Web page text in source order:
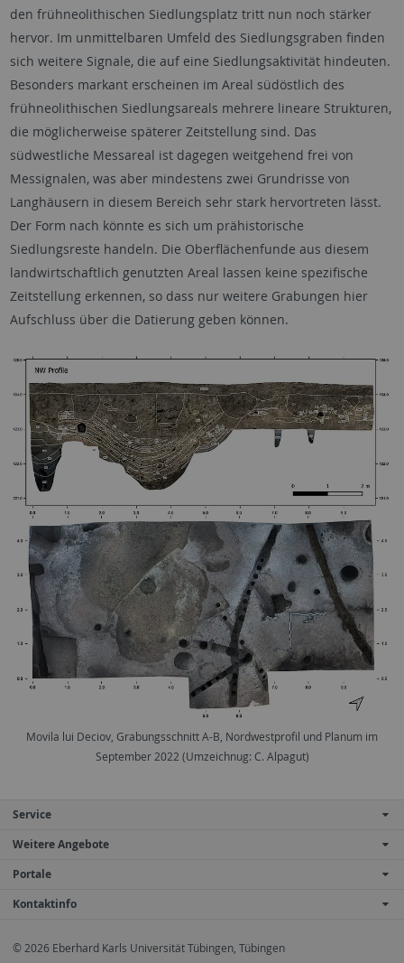
den frühneolithischen Siedlungsplatz tritt nun noch stärker
hervor. Im unmittelbaren Umfeld des Siedlungsgraben finden
sich weitere Signale, die auf eine Siedlungsaktivität hindeuten.
Besonders markant erscheinen im Areal südöstlich des
frühneolithischen Siedlungsareals mehrere lineare Strukturen,
die möglicherweise späterer Zeitstellung sind. Das
südwestliche Messareal ist dagegen weitgehend frei von
Messignalen, was aber mindestens zwei Grundrisse von
Langhäusern in diesem Bereich sehr stark hervortreten lässt.
Der Form nach könnte es sich um prähistorische
Siedlungsreste handeln. Die Oberflächenfunde aus diesem
landwirtschaftlich genutzten Areal lassen keine spezifische
Zeitstellung erkennen, so dass nur weitere Grabungen hier
Aufschluss über die Datierung geben können.
Movila lui Deciov, Grabungsschnitt A-B, Nordwestprofil und Planum im
September 2022 (Umzeichnug: C. Alpagut)
Service
Weitere Angebote
Portale
Kontaktinfo
© 2026 Eberhard Karls Universität Tübingen, Tübingen